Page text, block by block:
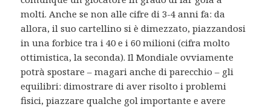
molti. Anche se non alle cifre di 3-4 anni fa: da
allora, il suo cartellino si è dimezzato, piazzandosi
in una forbice tra i 40 e i 60 milioni (cifra molto
ottimistica, la seconda). Il Mondiale ovviamente
potrà spostare – magari anche di parecchio – gli
equilibri: dimostrare di aver risolto i problemi
fisici, piazzare qualche gol importante e avere